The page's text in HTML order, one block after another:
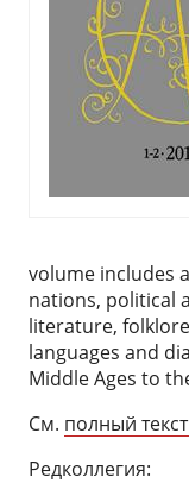
volume includes
nations, political
literature,
languages and
Middle Ages to
См. полный
Редколлегия: